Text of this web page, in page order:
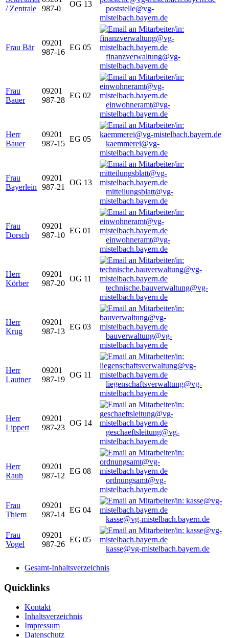
/ Zentrale
987-0
OG 13
poststelle@vg-
mistelbach.bayern.de
Frau Bär
09201
987-16
EG 05
finanzverwaltung@vg-
mistelbach.bayern.de
Frau
Bauer
09201
987-28
EG 02
einwohneramt@vg-
mistelbach.bayern.de
Herr
Bauer
09201
987-15
EG 05
kaemmerei@vg-
mistelbach.bayern.de
Frau
Bayerlein
09201
987-21
OG 13
mitteilungsblatt@vg-
mistelbach.bayern.de
Frau
Dorsch
09201
987-10
EG 01
einwohneramt@vg-
mistelbach.bayern.de
Herr
Körber
09201
987-20
OG 11
technische.bauverwaltung@vg-
mistelbach.bayern.de
Herr
Krug
09201
987-13
EG 03
bauverwaltung@vg-
mistelbach.bayern.de
Herr
Lautner
09201
987-19
OG 11
liegenschaftsverwaltung@vg-
mistelbach.bayern.de
Herr
Lippert
09201
987-23
OG 14
geschaeftsleitung@vg-
mistelbach.bayern.de
Herr
Rauh
09201
987-12
EG 08
ordnungsamt@vg-
mistelbach.bayern.de
Frau
Thiem
09201
987-14
EG 04
kasse@vg-mistelbach.bayern.de
Frau
Vogel
09201
987-26
EG 05
kasse@vg-mistelbach.bayern.de
Gesamt-Inhaltsverzeichnis
Quicklinks
Kontakt
Inhaltsverzeichnis
Impressum
Datenschutz